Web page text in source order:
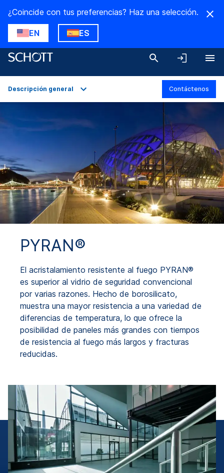
¿Coincide con tus preferencias? Haz una selección.
EN ES
Aplicaciones
Variantes del producto
Descargas
Descripción general Contáctenos
PYRAN®
El acristalamiento resistente al fuego PYRAN®
es superior al vidrio de seguridad convencional
por varias razones. Hecho de borosilicato,
muestra una mayor resistencia a una variedad de
diferencias de temperatura, lo que ofrece la
posibilidad de paneles más grandes con tiempos
de resistencia al fuego más largos y fracturas
reducidas.